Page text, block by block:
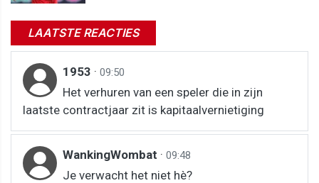
LAATSTE REACTIES
1953 · 09:50
Het verhuren van een speler die in zijn
laatste contractjaar zit is kapitaalvernietiging
WankingWombat · 09:48
Je verwacht het niet hè?